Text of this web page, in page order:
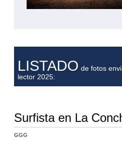
LISTADO de fotos
lector 2025:
Surfista en La
GGG